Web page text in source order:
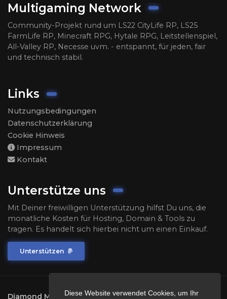
Diese Website verwendet Cookies, um Ihr
Multigaming Network
Community-Projekt rund um LS22 CityLife RP, LS25
FarmLife RP, Minecraft RPG, Hytale RPG, Leitstellenspiel,
All-Valley RP, Necesse uvm. - entspannt, für jeden, fair
und technisch stabil.
Links
Nutzungsbedingungen
Datenschutzerklärung
Cookie Hinweis
Impressum
Kontakt
Unterstütze uns
Mit Deiner freiwilligen Unterstützung hilfst Du uns, die
monatliche Kosten für Hosting, Domain & Tools zu
tragen. Es handelt sich hierbei nicht um einen Einkauf.
Unterstützen
Diamond Multigaming Network 2026.All rights